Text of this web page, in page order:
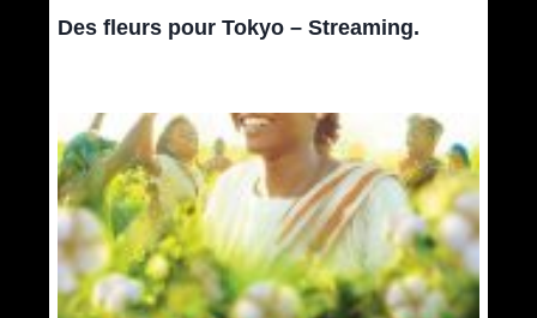
Des fleurs pour Tokyo – Streaming.